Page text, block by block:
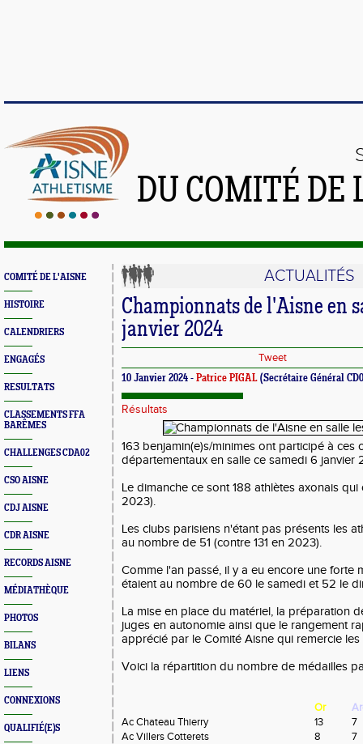
DU COMITÉ
COMITÉ DE L'AISNE
HISTOIRE
CALENDRIERS
ENGAGÉS
RESULTATS
CLASSEMENTS FFA
BARÊMES
CHALLENGES CDA02
CSO AISNE
CDJ AISNE
CDR AISNE
RECORDS AISNE
MÉDIATHÈQUE
PHOTOS
BILANS
LIENS
CONNEXIONS
QUALIFIÉ(E)S
ACTUALITÉS
Championnats de l'Aisne en
janvier 2024
Tweet
10 Janvier 2024 - Patrice PIGAL (Secrétaire Général
Résultats
163 benjamin(e)s/minimes ont participé à ces
départementaux en salle ce samedi 6 janvier
Le dimanche ce sont 188 athlètes axonais
2023).
Les clubs parisiens n'étant pas présents les
au nombre de 51 (contre 131 en 2023).
Comme l'an passé, il y a eu encore une forte
étaient au nombre de 60 le samedi et 52 le
La mise en place du matériel, la préparation
juges en autonomie ainsi que le rangement
apprécié par le Comité Aisne qui remercie
Voici la répartition du nombre de médailles
Or
Ac Chateau Thierry
13
7
Ac Villers Cotterets
8
7